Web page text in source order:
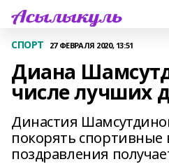
СПОРТ 27 ФЕВРАЛЯ 2020, 13:51
Диана
числе лучших
Династия
покорять
поздравления